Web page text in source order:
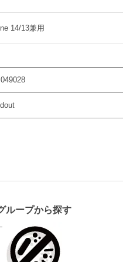
14/13兼用
ループから探す